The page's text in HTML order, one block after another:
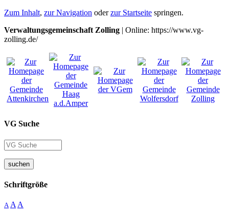
Zum Inhalt, zur Navigation oderzur Startseite springen.
Verwaltungsgemeinschaft Zolling | Online: https://www.vg-
zolling.de/
VG Suche
suchen
Schriftgröße
A A A